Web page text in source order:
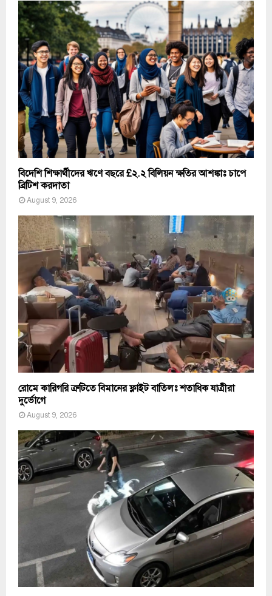
বিদেশি শিক্ষার্থীদের ঋণে বছরে £২.২ বিলিয়ন ক্ষতির আশঙ্কাঃ চাপে
ব্রিটিশ করদাতা
August 9, 2026
রোমে কারিগরি ত্রুটিতে বিমানের ফ্লাইট বাতিলঃ শতাধিক যাত্রীরা
দুর্ভোগে
August 9, 2026